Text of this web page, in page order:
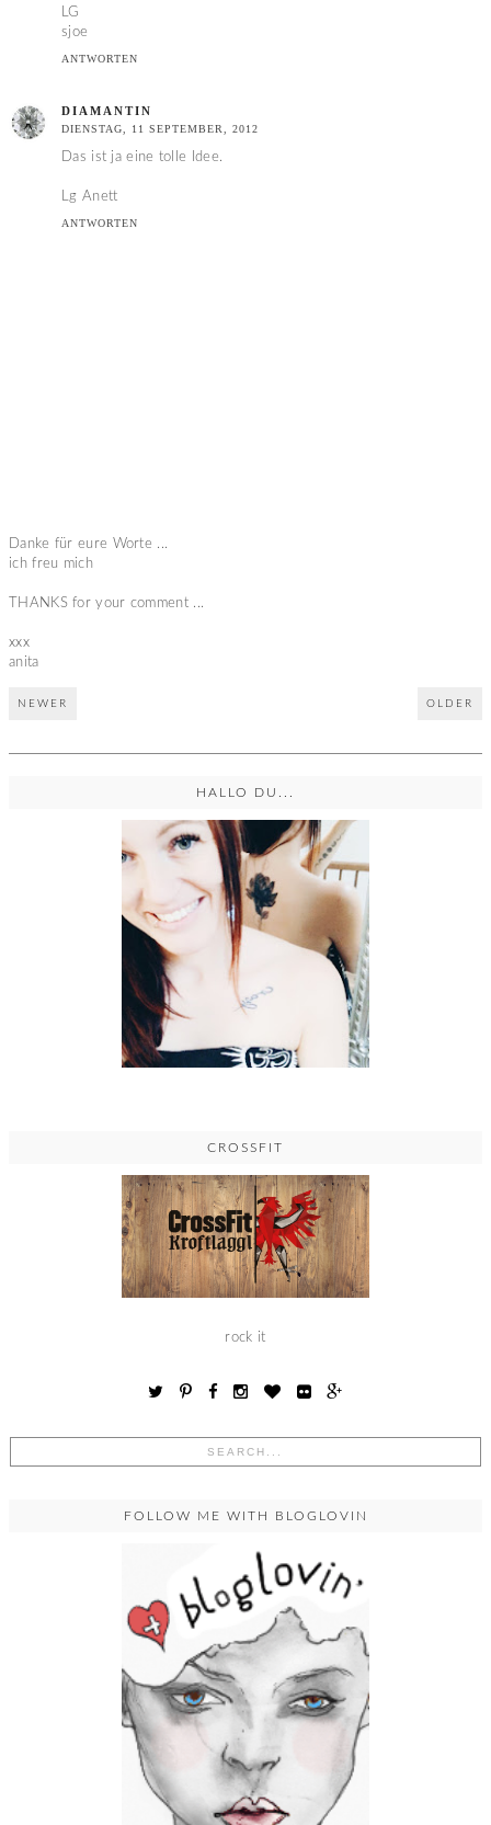
LG
sjoe
ANTWORTEN
DIAMANTIN
DIENSTAG, 11 SEPTEMBER, 2012
Das ist ja eine tolle Idee.
Lg Anett
ANTWORTEN
Danke für eure Worte ...
ich freu mich
THANKS for your comment ...
xxx
anita
NEWER OLDER
HALLO DU...
CROSSFIT
rock it
FOLLOW ME WITH BLOGLOVIN